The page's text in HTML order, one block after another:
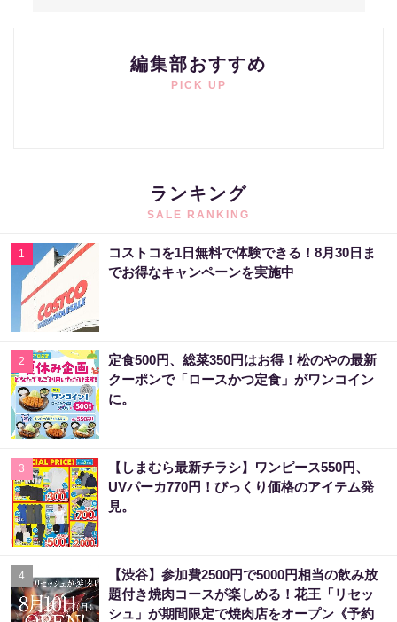
編集部おすすめ
PICK UP
ランキング
SALE RANKING
1
コストコを1日無料で体験できる！8月30日ま
でお得なキャンペーンを実施中
2
定食500円、総菜350円はお得！松のやの最新
クーポンで「ロースかつ定食」がワンコイン
に。
3
【しまむら最新チラシ】ワンピース550円、
UVパーカ770円！びっくり価格のアイテム発
見。
4
【渋谷】参加費2500円で5000円相当の飲み放
題付き焼肉コースが楽しめる！花王「リセッ
シュ」が期間限定で焼肉店をオープン《予約